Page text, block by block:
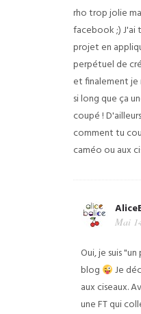
rho trop jolie
facebook ;)J'ai
projet en
perpétuel de
et finalement je
si long que ça
coupé !
comment tu
caméo ou aux
Mai
Oui, je suis
blog
Je
aux ciseaux.
une FT qui